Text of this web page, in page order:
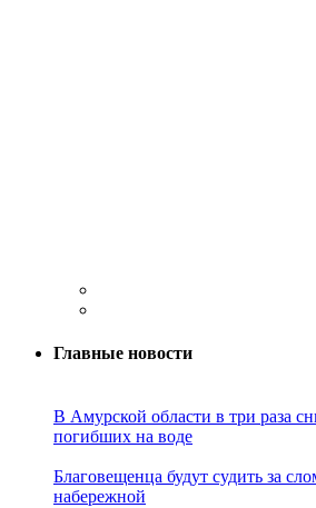
Главные новости
В Амурской области в три раза
погибших на воде
Благовещенца будут судить за
набережной